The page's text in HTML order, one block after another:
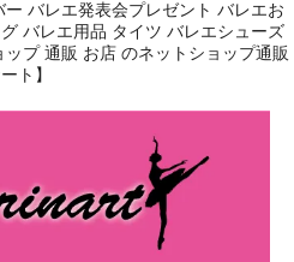
バレエ発表会プレゼント バレエお
バレエ用品 タイツ バレエシューズ
プ 通販 お店 のネットショップ通販
ト】